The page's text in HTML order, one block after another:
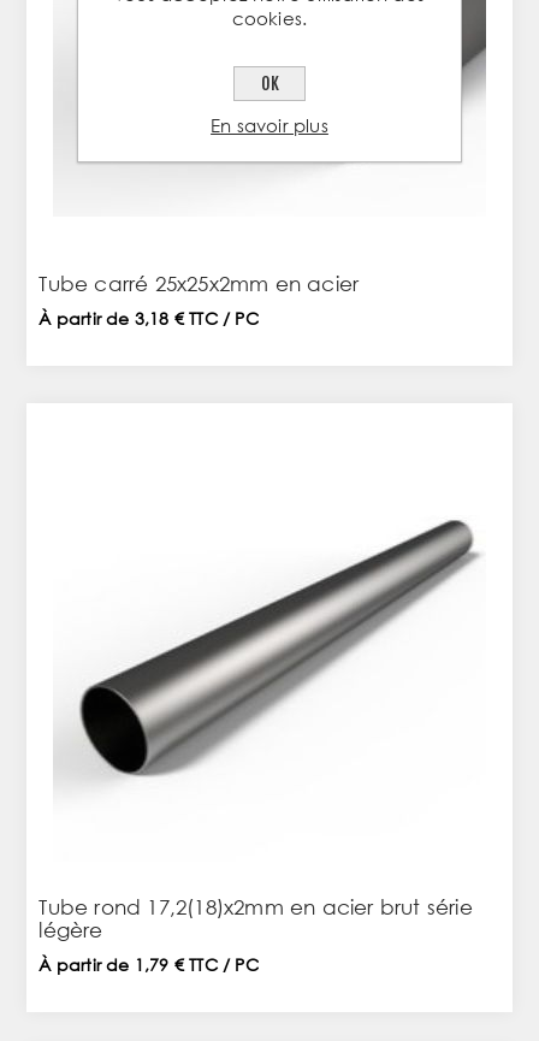
Tube carré 25x25x2mm en acier
À partir de 3,18 € TTC / PC
Tube rond 17,2(18)x2mm en acier brut série
légère
À partir de 1,79 € TTC / PC
cookies.
OK
En savoir plus